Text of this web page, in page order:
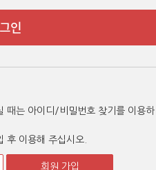
때는 아이디/비밀번호 찾기를 이용하
후 이용해 주십시오.
회원 가입